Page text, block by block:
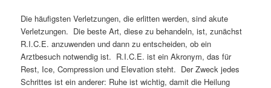
Die häufigsten Verletzungen, die erlitten werden, sind akute
Verletzungen. Die beste Art, diese zu behandeln, ist, zunächst
R.I.C.E. anzuwenden und dann zu entscheiden, ob ein
Arztbesuch notwendig ist. R.I.C.E. ist ein Akronym, das für
Rest, Ice, Compression und Elevation steht. Der Zweck jedes
Schrittes ist ein anderer: Ruhe ist wichtig, damit die Heilung